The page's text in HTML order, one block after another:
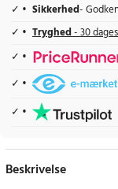
Sikkerhed-
Tryghed- 30
Beskrivelse